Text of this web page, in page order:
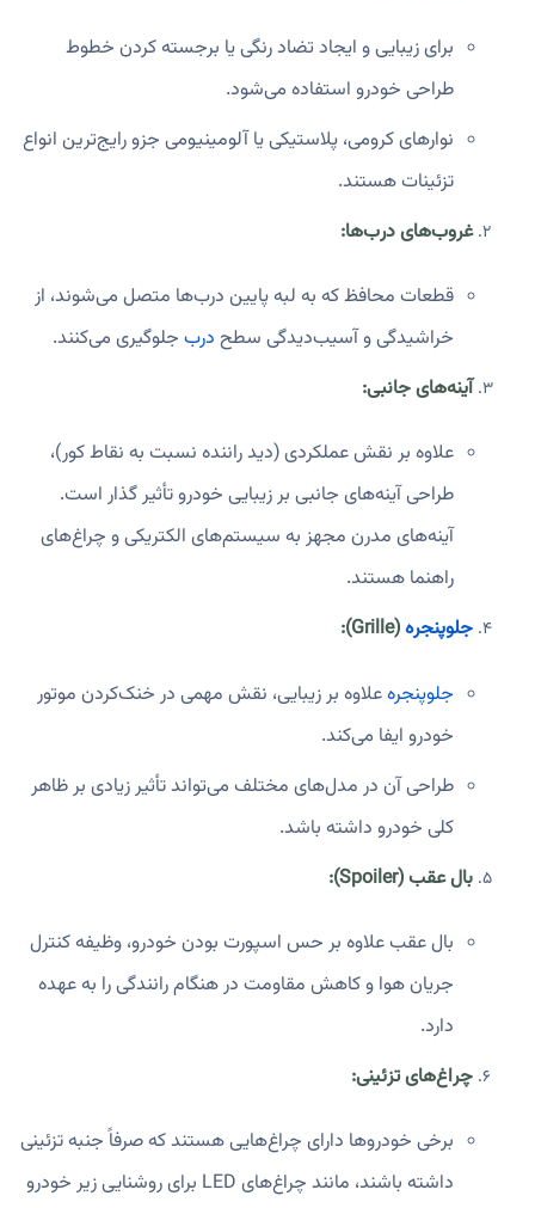
برای زیبایی و ایجاد تضاد رنگی یا برجسته کردن خطوط
طراحی خودرو استفاده می‌شود.
نوارهای کرومی، پلاستیکی یا آلومینیومی جزو رایج‌ترین انواع
تزئینات هستند.
غروب‌های درب‌ها:
قطعات محافظ که به لبه پایین درب‌ها متصل می‌شوند، از
خراشیدگی و آسیب‌دیدگی سطح درب جلوگیری می‌کنند.
آینه‌های جانبی:
علاوه بر نقش عملکردی (دید راننده نسبت به نقاط کور)،
طراحی آینه‌های جانبی بر زیبایی خودرو تأثیر گذار است.
آینه‌های مدرن مجهز به سیستم‌های الکتریکی و چراغ‌های
راهنما هستند.
جلوپنجره(Grille):
جلوپنجرهعلاوه بر زیبایی، نقش مهمی در خنک‌کردن موتور
خودرو ایفا می‌کند.
طراحی آن در مدل‌های مختلف می‌تواند تأثیر زیادی بر ظاهر
کلی خودرو داشته باشد.
بال عقب (Spoiler):
بال عقب علاوه بر حس اسپورت بودن خودرو، وظیفه کنترل
جریان هوا و کاهش مقاومت در هنگام رانندگی را به عهده
دارد.
چراغ‌های تزئینی:
برخی خودروها دارای چراغ‌هایی هستند که صرفاً جنبه تزئینی
داشته باشند، مانند چراغ‌های LED برای روشنایی زیر خودرو